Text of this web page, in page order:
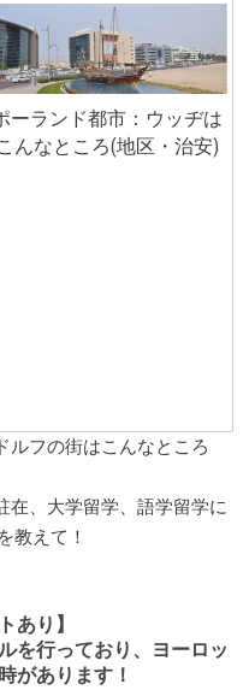
ーランド都市：ウッヂは
んなところ(地区・治安)
ルフの街はこんなところ
在、大学留学、語学留学に
教えて！
あり】
を行っており、ヨーロッ
があります！